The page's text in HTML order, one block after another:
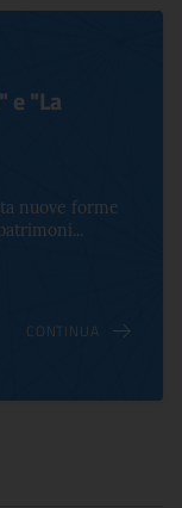
e "La
nuove forme
CONTINUA